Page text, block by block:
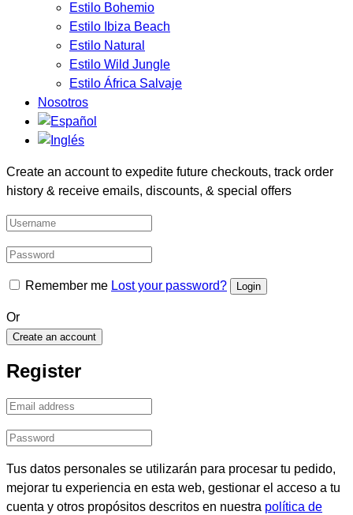
Estilo Bohemio
Estilo Ibiza Beach
Estilo Natural
Estilo Wild Jungle
Estilo África Salvaje
Nosotros
Create an account to expedite future checkouts, track order
history & receive emails, discounts, & special offers
Remember me Lost your password?
Or
Create an account
Register
Tus datos personales se utilizarán para procesar tu pedido,
mejorar tu experiencia en esta web, gestionar el acceso a tu
cuenta y otros propósitos descritos en nuestra política de